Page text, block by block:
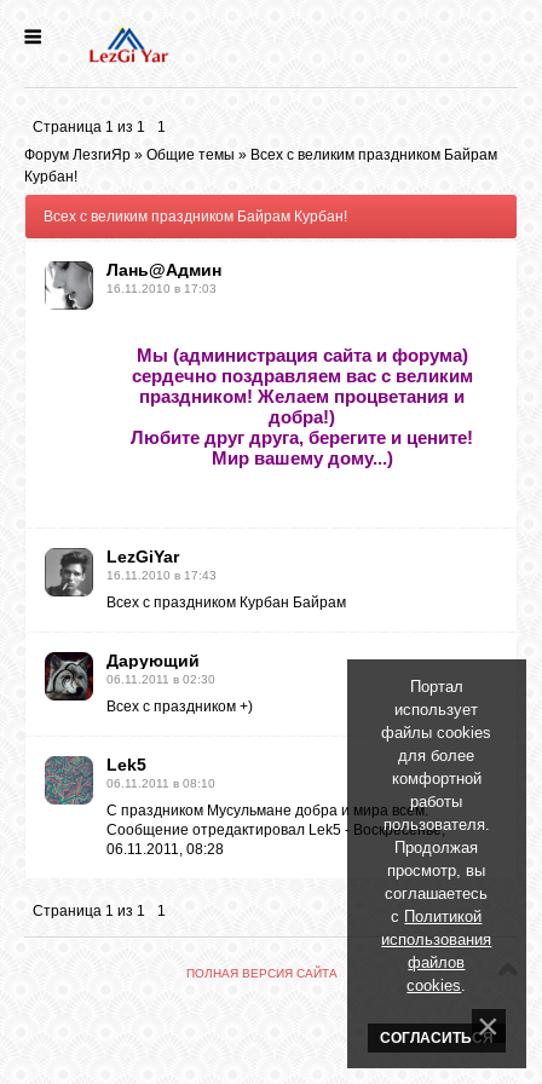
ИСТОРИЯ
КУЛЬТУРА
ГОСТЕВАЯ
О САЙТЕ
Страница 1 из 1
1
Форум ЛезгиЯр » Общие темы » Всех с великим праздником Байрам
Курбан!
Всех с великим праздником Байрам Курбан!
Лань@Админ
16.11.2010 в 17:03
Мы (администрация сайта и форума)
сердечно поздравляем вас с великим
праздником! Желаем процветания и
добра!)
Любите друг друга, берегите и цените!
Мир вашему дому...)
LezGiYar
16.11.2010 в 17:43
Всех с праздником Курбан Байрам
Дарующий
06.11.2011 в 02:30
Всех с праздником +)
Lek5
06.11.2011 в 08:10
С праздником Мусульмане добра и мира всем.
Сообщение отредактировал Lek5 - Воскресенье,
06.11.2011, 08:28
Страница 1 из 1 1
ПОЛНАЯ ВЕРСИЯ САЙТА
Портал
использует
файлы cookies
для более
комфортной
работы
пользователя.
Продолжая
просмотр, вы
соглашаетесь
с Политикой
использования
файлов
cookies
СОГЛАСИТЬСЯ